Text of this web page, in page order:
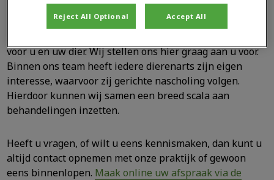
kosten, samenwerking met specialisten en uiteraard de
beste zorg voor uw dier. Dat is waar wij voor staan. Wij
voor u en uw dier. Wij stellen ons hier graag aan u voor.
Binnen ons team heeft iedere dierenarts zijn eigen
interesse, waarvoor zij gerichte nascholing volgen.
Hierdoor kunnen wij samen een breed scala aan
behandelingen inzetten.
Heeft u vragen, of wilt u eens kennismaken, dan kunt u
altijd contact opnemen met onze praktijk of gewoon
eens binnenlopen. Maak online uw afspraak via de
Reject All Optional Accept All